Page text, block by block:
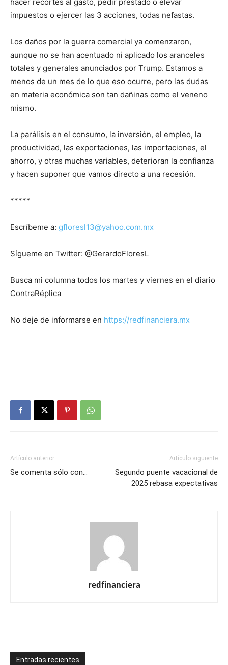
impuestos o ejercer las 3 acciones, todas nefastas.
Los daños por la guerra comercial ya comenzaron,
aunque no se han acentuado ni aplicado los aranceles
totales y generales anunciados por Trump. Estamos a
menos de un mes de lo que eso ocurre, pero las dudas
en materia económica son tan dañinas como el veneno
mismo.
La parálisis en el consumo, la inversión, el empleo, la
productividad, las exportaciones, las importaciones, el
ahorro, y otras muchas variables, deterioran la confianza
y hacen suponer que vamos directo a una recesión.
*****
Escríbeme a: gfloresl13@yahoo.com.mx
Sígueme en Twitter: @GerardoFloresL
Busca mi columna todos los martes y viernes en el diario
ContraRéplica
No deje de informarse en https://redfinanciera.mx
Artículo anterior
Se comenta sólo con…
Artículo siguiente
Segundo puente vacacional de
2025 rebasa expectativas
redfinanciera
Entradas recientes